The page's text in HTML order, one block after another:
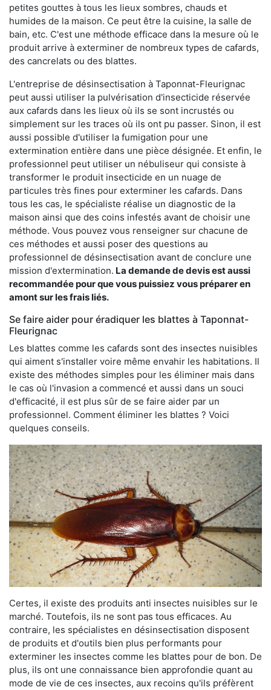
petites gouttes à tous les lieux sombres, chauds et
humides de la maison. Ce peut être la cuisine, la salle de
bain, etc. C'est une méthode efficace dans la mesure où le
produit arrive à exterminer de nombreux types de cafards,
des cancrelats ou des blattes.
L'entreprise de désinsectisation à Taponnat-Fleurignac
peut aussi utiliser la pulvérisation d'insecticide réservée
aux cafards dans les lieux où ils se sont incrustés ou
simplement sur les traces où ils ont pu passer. Sinon, il est
aussi possible d'utiliser la fumigation pour une
extermination entière dans une pièce désignée. Et enfin, le
professionnel peut utiliser un nébuliseur qui consiste à
transformer le produit insecticide en un nuage de
particules très fines pour exterminer les cafards. Dans
tous les cas, le spécialiste réalise un diagnostic de la
maison ainsi que des coins infestés avant de choisir une
méthode. Vous pouvez vous renseigner sur chacune de
ces méthodes et aussi poser des questions au
professionnel de désinsectisation avant de conclure une
mission d'extermination. La demande de devis est aussi
recommandée pour que vous puissiez vous préparer en
amont sur les frais liés.
Se faire aider pour éradiquer les blattes à Taponnat-
Fleurignac
Les blattes comme les cafards sont des insectes nuisibles
qui aiment s'installer voire même envahir les habitations. Il
existe des méthodes simples pour les éliminer mais dans
le cas où l'invasion a commencé et aussi dans un souci
d'efficacité, il est plus sûr de se faire aider par un
professionnel. Comment éliminer les blattes ? Voici
quelques conseils.
Certes, il existe des produits anti insectes nuisibles sur le
marché. Toutefois, ils ne sont pas tous efficaces. Au
contraire, les spécialistes en désinsectisation disposent
de produits et d'outils bien plus performants pour
exterminer les insectes comme les blattes pour de bon. De
plus, ils ont une connaissance bien approfondie quant au
mode de vie de ces insectes, aux recoins qu'ils préfèrent